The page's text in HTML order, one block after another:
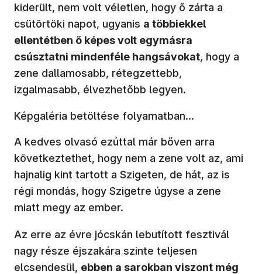
kiderült, nem volt véletlen, hogy ő zárta a
csütörtöki napot, ugyanis a többiekkel
ellentétben ő képes volt egymásra
csúsztatni mindenféle hangsávokat, hogy a
zene dallamosabb, rétegzettebb,
izgalmasabb, élvezhetőbb legyen.
Képgaléria betöltése folyamatban...
A kedves olvasó ezúttal már bőven arra
következtethet, hogy nem a zene volt az, ami
hajnalig kint tartott a Szigeten, de hát, az is
régi mondás, hogy Szigetre úgyse a zene
miatt megy az ember.
Az erre az évre jócskán lebutított fesztivál
nagy része éjszakára szinte teljesen
elcsendesül, ebben a sarokban viszont még